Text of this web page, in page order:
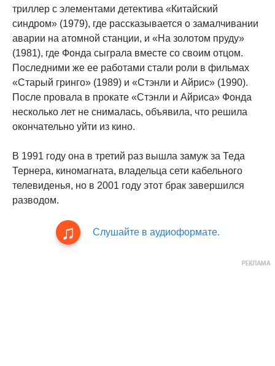
триллер с элементами детектива «Китайский
синдром» (1979), где рассказывается о замалчивании
аварии на атомной станции, и «На золотом пруду»
(1981), где Фонда сыграла вместе со своим отцом.
Последними же ее работами стали роли в фильмах
«Старый гринго» (1989) и «Стэнли и Айрис» (1990).
После провала в прокате «Стэнли и Айриса» Фонда
несколько лет не снималась, объявила, что решила
окончательно уйти из кино.
В 1991 году она в третий раз вышла замуж за Теда
Тернера, киномагната, владельца сети кабельного
телевиденья, но в 2001 году этот брак завершился
разводом.
Слушайте в аудиоформате.